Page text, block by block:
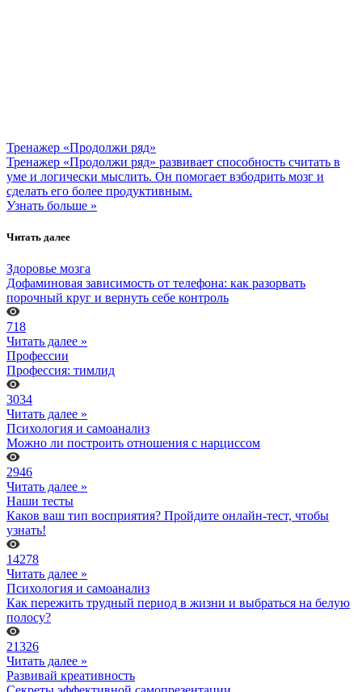
Тренажер «Продолжи ряд»
Тренажер «Продолжи ряд» развивает способность считать в
уме и логически мыслить. Он помогает взбодрить мозг и
сделать его более продуктивным.
Узнать больше »
Читать далее
Здоровье мозга
Дофаминовая зависимость от телефона: как разорвать
порочный круг и вернуть себе контроль
718
Читать далее »
Профессии
Профессия: тимлид
3034
Читать далее »
Психология и самоанализ
Можно ли построить отношения с нарциссом
2946
Читать далее »
Наши тесты
Каков ваш тип восприятия? Пройдите онлайн-тест, чтобы
узнать!
14278
Читать далее »
Психология и самоанализ
Как пережить трудный период в жизни и выбраться на белую
полосу?
21326
Читать далее »
Развивай креативность